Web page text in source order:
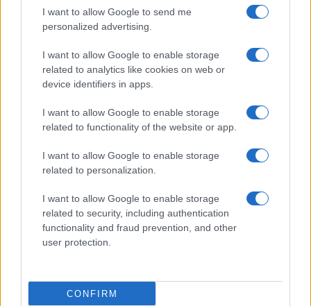
I want to allow Google to send me
personalized advertising.
I want to allow Google to enable storage
related to analytics like cookies on web or
device identifiers in apps.
I want to allow Google to enable storage
related to functionality of the website or app.
I want to allow Google to enable storage
related to personalization.
I want to allow Google to enable storage
related to security, including authentication
functionality and fraud prevention, and other
user protection.
CONFIRM
Alpha Bank: Για πρώτη φορά το Αρχαίο Θέατρο Επιδαύρου
άνοιξε τις πύλες του σε όλους
Genesis X Convertible
GV80 Coupe Concept
Ευρώπη Ηνωμένο Βασίλειο
Προηγούμενο άρθρο